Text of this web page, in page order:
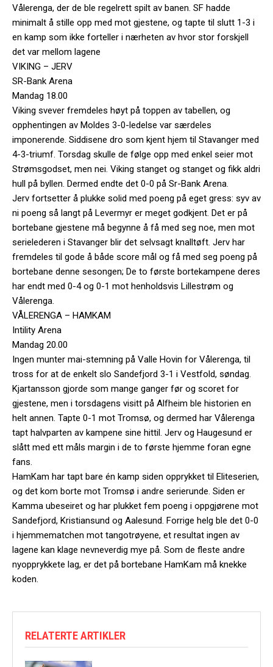
Vålerenga, der de ble regelrett spilt av banen. SF hadde
minimalt å stille opp med mot gjestene, og tapte til slutt 1-3 i
en kamp som ikke forteller i nærheten av hvor stor forskjell
det var mellom lagene
VIKING – JERV
SR-Bank Arena
Mandag 18.00
Viking svever fremdeles høyt på toppen av tabellen, og
opphentingen av Moldes 3-0-ledelse var særdeles
imponerende. Siddisene dro som kjent hjem til Stavanger med
4-3-triumf. Torsdag skulle de følge opp med enkel seier mot
Strømsgodset, men nei. Viking stanget og stanget og fikk aldri
hull på byllen. Dermed endte det 0-0 på Sr-Bank Arena.
Jerv fortsetter å plukke solid med poeng på eget gress: syv av
ni poeng så langt på Levermyr er meget godkjent. Det er på
bortebane gjestene må begynne å få med seg noe, men mot
serielederen i Stavanger blir det selvsagt knalltøft. Jerv har
fremdeles til gode å både score mål og få med seg poeng på
bortebane denne sesongen; De to første bortekampene deres
har endt med 0-4 og 0-1 mot henholdsvis Lillestrøm og
Vålerenga.
VÅLERENGA – HAMKAM
Intility Arena
Mandag 20.00
Ingen munter mai-stemning på Valle Hovin for Vålerenga, til
tross for at de enkelt slo Sandefjord 3-1 i Vestfold, søndag.
Kjartansson gjorde som mange ganger før og scoret for
gjestene, men i torsdagens visitt på Alfheim ble historien en
helt annen. Tapte 0-1 mot Tromsø, og dermed har Vålerenga
tapt halvparten av kampene sine hittil. Jerv og Haugesund er
slått med ett måls margin i de to første hjemme foran egne
fans.
HamKam har tapt bare én kamp siden opprykket til Eliteserien,
og det kom borte mot Tromsø i andre serierunde. Siden er
Kamma ubeseiret og har plukket fem poeng i oppgjørene mot
Sandefjord, Kristiansund og Aalesund. Forrige helg ble det 0-0
i hjemmematchen mot tangotrøyene, et resultat ingen av
lagene kan klage nevneverdig mye på. Som de fleste andre
nyopprykkete lag, er det på bortebane HamKam må knekke
koden.
RELATERTE ARTIKLER